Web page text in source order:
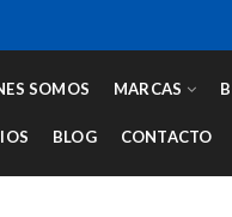
SOMOS MARCAS
BLOG CONTACTO